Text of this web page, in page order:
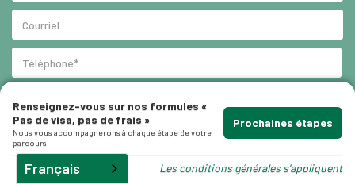
Renseignez-vous sur nos formules «
Pas de visa, pas de frais »
Nous vous accompagnerons à chaque étape de votre
parcours.
Prochaines étapes
Les conditions générales s'appliquent
Français